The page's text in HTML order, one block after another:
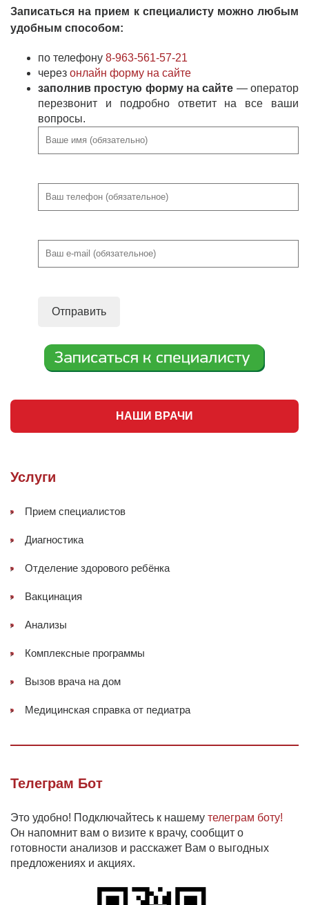
Записаться на прием к специалисту можно любым
удобным способом:
по телефону 8-963-561-57-21
через онлайн форму на сайте
заполнив простую форму на сайте — оператор
перезвонит и подробно ответит на все ваши
вопросы.
НАШИ ВРАЧИ
Услуги
Прием специалистов
Диагностика
Отделение здорового ребёнка
Вакцинация
Анализы
Комплексные программы
Вызов врача на дом
Медицинская справка от педиатра
Телеграм Бот
Это удобно! Подключайтесь к нашему телеграм боту!
Он напомнит вам о визите к врачу, сообщит о
готовности анализов и расскажет Вам о выгодных
предложениях и акциях.